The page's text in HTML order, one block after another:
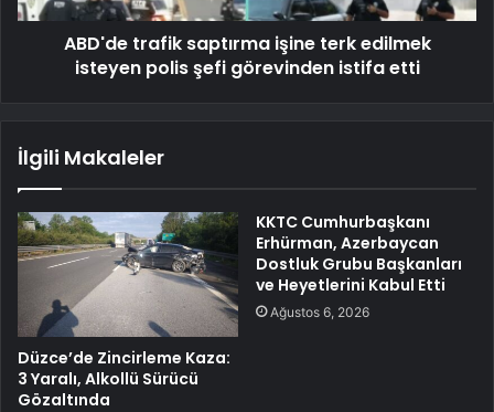
ABD'de trafik saptırma işine terk edilmek
isteyen polis şefi görevinden istifa etti
İlgili Makaleler
Düzce’de Zincirleme Kaza:
3 Yaralı, Alkollü Sürücü
Gözaltında
KKTC Cumhurbaşkanı
Erhürman, Azerbaycan
Dostluk Grubu Başkanları
ve Heyetlerini Kabul Etti
Ağustos 6, 2026